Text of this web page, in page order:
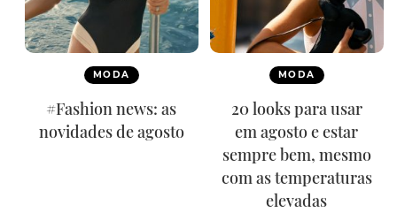
MODA
#Fashion news: as
novidades de agosto
MODA
20 looks para usar
em agosto e estar
sempre bem, mesmo
com as temperaturas
elevadas